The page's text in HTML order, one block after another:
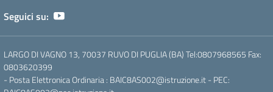
Seguici su:
LARGO DI VAGNO 13, 70037 RUVO DI PUGLIA (BA) Tel:0807968565 Fax:
0803620399
- Posta Elettronica Ordinaria : BAIC8AS002@istruzione.it - PEC: